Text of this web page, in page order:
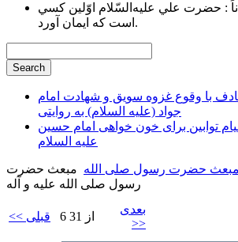
: حضرت علي عليه‌السّلام اوّلين كسي
است كه ايمان آورد.
با وقوع غزوه سویق و شهادت امام
جواد (علیه السلام) به روایتی
قیام توابین برای خون خواهی امام حسین
علیه السلام
مبعث حضرت رسول صلی الله مبعث حضرت
رسول صلی الله علیه و آله
<< قبلی 6 از 31
بعدی
>>